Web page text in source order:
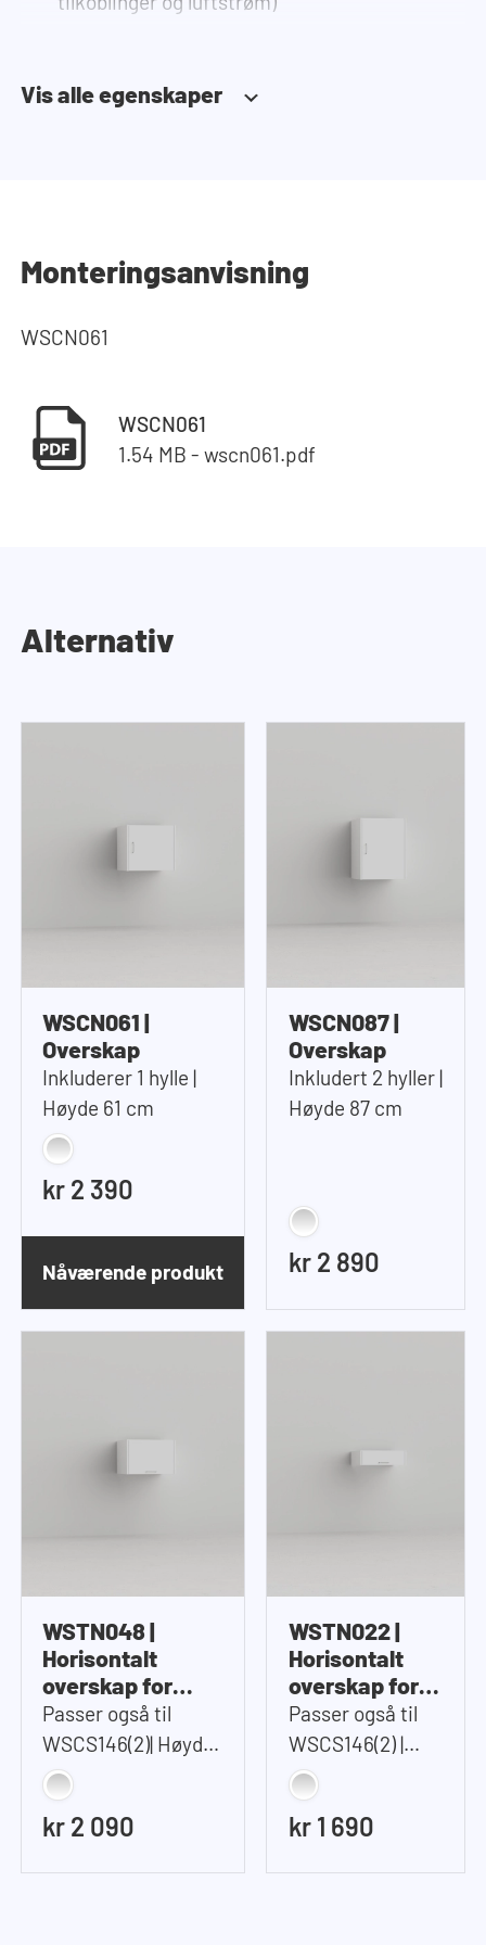
Vis alle egenskaper
Monteringsanvisning
WSCN061
WSCN061
1.54 MB - wscn061.pdf
Alternativ
WSCN061 |
Overskap
Inkluderer 1 hylle |
Høyde 61 cm
kr 2 390
Nåværende produkt
WSCN087 |
Overskap
Inkludert 2 hyller |
Høyde 87 cm
kr 2 890
WSTN048 |
Horisontalt
overskap for
Tårnet
(WSTT185)
Passer også til
WSCS146(2)| Høyde
48 cm
kr 2 090
WSTN022 |
Horisontalt
overskap for
Tårnet
(WSTT185)
Passer også til
WSCS146(2) |
Høyde 22 cm
kr 1 690